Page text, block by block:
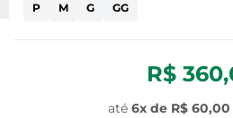
P M G GG
R$
até 6x de R$ 60,00